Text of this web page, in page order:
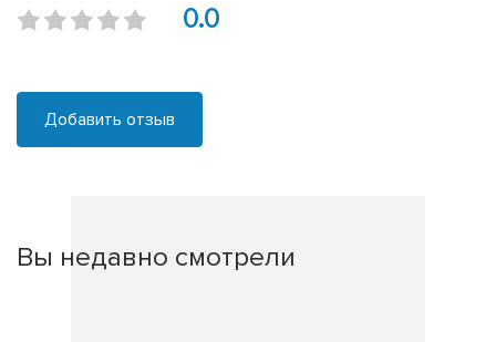
0.0
Добавить отзыв
Вы недавно смотрели